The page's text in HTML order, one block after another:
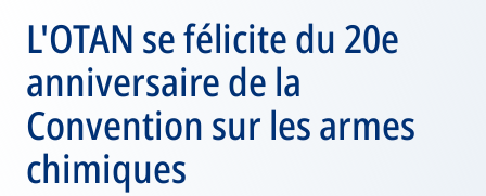
L'OTAN se félicite du 20e
anniversaire de la
Convention sur les armes
chimiques